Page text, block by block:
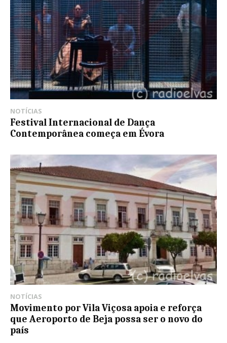
NOTÍCIAS
Festival Internacional de Dança
Contemporânea começa em Évora
NOTÍCIAS
Movimento por Vila Viçosa apoia e reforça
que Aeroporto de Beja possa ser o novo do
país